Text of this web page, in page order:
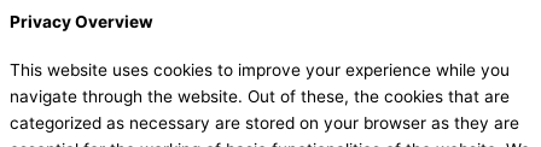
Privacy Overview
This website uses cookies to improve your experience while you
navigate through the website. Out of these, the cookies that are
categorized as necessary are stored on your browser as they are